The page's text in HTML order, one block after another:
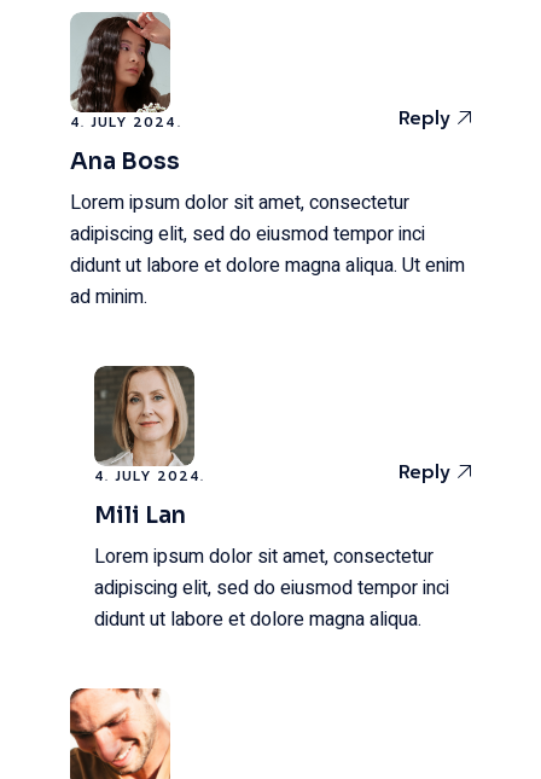
4. JULY 2024. Reply
Ana Boss
Lorem ipsum dolor sit amet, consectetur
adipiscing elit, sed do eiusmod tempor inci
didunt ut labore et dolore magna aliqua. Ut enim
ad minim.
4. JULY 2024. Reply
Mili Lan
Lorem ipsum dolor sit amet, consectetur
adipiscing elit, sed do eiusmod tempor inci
didunt ut labore et dolore magna aliqua.